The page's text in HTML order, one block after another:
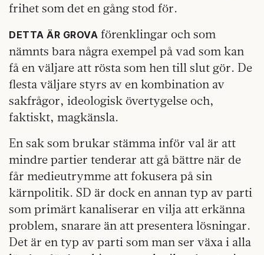
frihet som det en gång stod för.
DETTA ÄR GROVA förenklingar och som
nämnts bara några exempel på vad som kan
få en väljare att rösta som hen till slut gör. De
flesta väljare styrs av en kombination av
sakfrågor, ideologisk övertygelse och,
faktiskt, magkänsla.
En sak som brukar stämma inför val är att
mindre partier tenderar att gå bättre när de
får medieutrymme att fokusera på sin
kärnpolitik. SD är dock en annan typ av parti
som primärt kanaliserar en vilja att erkänna
problem, snarare än att presentera lösningar.
Det är en typ av parti som man ser växa i alla